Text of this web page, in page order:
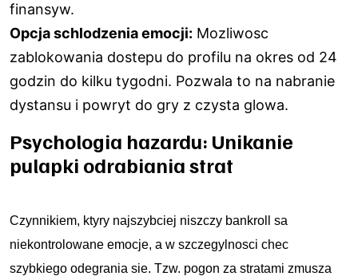
finansуw.
Opcja schlodzenia emocji: Mozliwosc
zablokowania dostepu do profilu na okres od 24
godzin do kilku tygodni. Pozwala to na nabranie
dystansu i powrуt do gry z czysta glowa.
Psychologia hazardu: Unikanie
pulapki odrabiania strat
Czynnikiem, ktуry najszybciej niszczy bankroll sa
niekontrolowane emocje, a w szczegуlnosci chec
szybkiego odegrania sie. Tzw. pogon za stratami zmusza